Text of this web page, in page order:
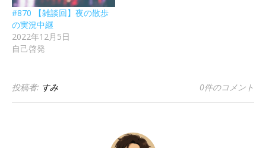
#870 【雑談回】夜の散歩
の実況中継
2022年12月5日
自己啓発
投稿者: すみ 0件のコメント